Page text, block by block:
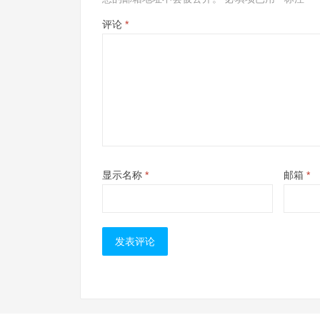
评论 *
显示名称 * 邮箱 *